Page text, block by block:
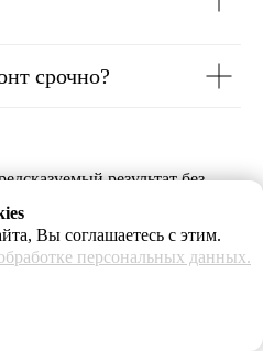
Вы соглашаетесь с этим.
персональных данных.
срочно?
результат без
оставьте заявку для
и расчета стоимости.
согласует календарный